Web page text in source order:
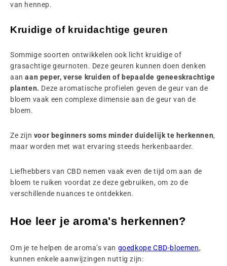
van hennep.
Kruidige of kruidachtige geuren
Sommige soorten ontwikkelen ook licht kruidige of
grasachtige geurnoten. Deze geuren kunnen doen denken
aanaan peper, verse kruiden of bepaalde geneeskrachtige
planten. Deze aromatische profielen geven de geur van de
bloem vaak een complexe dimensie aan de geur van de
bloem.
Ze zijn voor beginners soms minder duidelijk te herkennen,
maar worden met wat ervaring steeds herkenbaarder.
Liefhebbers van CBD nemen vaak even de tijd om aan de
bloem te ruiken voordat ze deze gebruiken, om zo de
verschillende nuances te ontdekken.
Hoe leer je aroma's herkennen?
Om je te helpen de aroma’s van goedkope CBD-bloemen,
kunnen enkele aanwijzingen nuttig zijn: